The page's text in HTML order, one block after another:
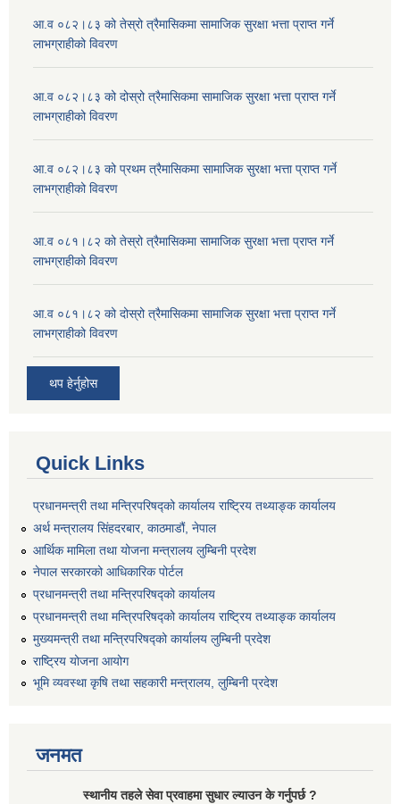
आ.व ०८२।८३ को तेस्रो त्रैमासिकमा सामाजिक सुरक्षा भत्ता प्राप्त गर्ने
लाभग्राहीको विवरण
आ.व ०८२।८३ को दोस्रो त्रैमासिकमा सामाजिक सुरक्षा भत्ता प्राप्त गर्ने
लाभग्राहीको विवरण
आ.व ०८२।८३ को प्रथम त्रैमासिकमा सामाजिक सुरक्षा भत्ता प्राप्त गर्ने
लाभग्राहीको विवरण
आ.व ०८१।८२ को तेस्रो त्रैमासिकमा सामाजिक सुरक्षा भत्ता प्राप्त गर्ने
लाभग्राहीको विवरण
आ.व ०८१।८२ को दोस्रो त्रैमासिकमा सामाजिक सुरक्षा भत्ता प्राप्त गर्ने
लाभग्राहीको विवरण
थप हेर्नुहोस
Quick Links
प्रधानमन्त्री तथा मन्त्रिपरिषद्को कार्यालय राष्ट्रिय तथ्याङ्क कार्यालय
अर्थ मन्त्रालय सिंहदरबार, काठमाडौं, नेपाल
आर्थिक मामिला तथा योजना मन्त्रालय लुम्बिनी प्रदेश
नेपाल सरकारको आधिकारिक पोर्टल
प्रधानमन्त्री तथा मन्त्रिपरिषद्को कार्यालय
प्रधानमन्त्री तथा मन्त्रिपरिषद्को कार्यालय राष्ट्रिय तथ्याङ्क कार्यालय
मुख्यमन्त्री तथा मन्त्रिपरिषद्को कार्यालय लुम्बिनी प्रदेश
राष्ट्रिय योजना आयोग
भूमि व्यवस्था कृषि तथा सहकारी मन्त्रालय, लुम्बिनी प्रदेश
जनमत
स्थानीय तहले सेवा प्रवाहमा सुधार ल्याउन के गर्नुपर्छ ?